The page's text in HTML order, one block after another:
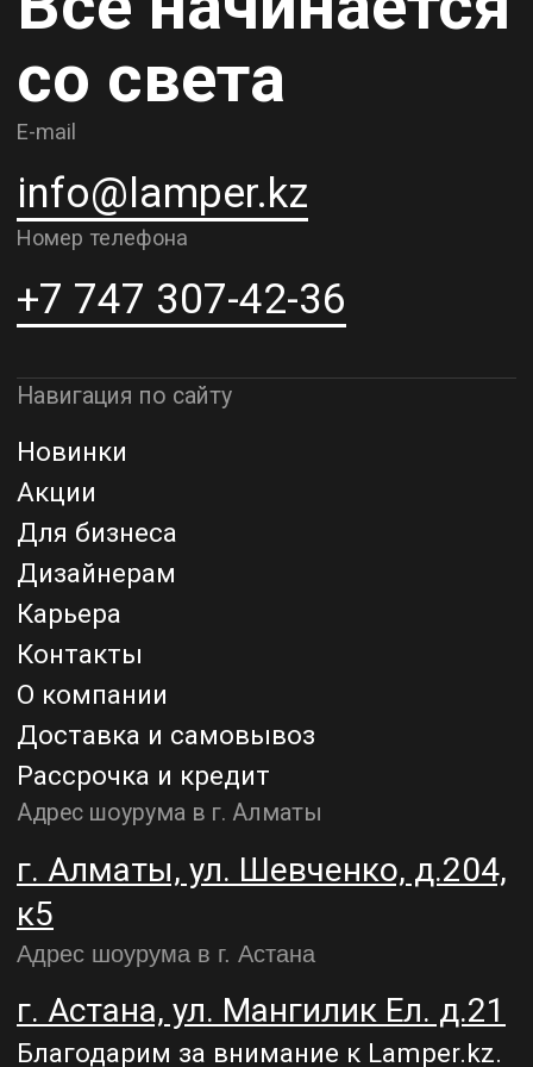
Контакты
Доставка и самовывоз
Рассрочка и кредит
Адрес шоурума в г. Алматы
к5
Адрес шоурума в г. Астана
Благодарим за внимание к Lamper.kz.
До встречи в ваших будущих
ТОО "Lamper PROD". Все права защищены ©
Политика конфиденциальности
Назад наверх